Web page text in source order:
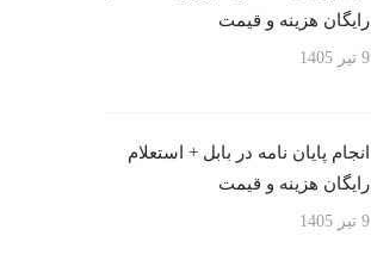
رایگان هزینه و قیمت
9 تیر 1405
انجام پایان نامه در بابل + استعلام
رایگان هزینه و قیمت
9 تیر 1405